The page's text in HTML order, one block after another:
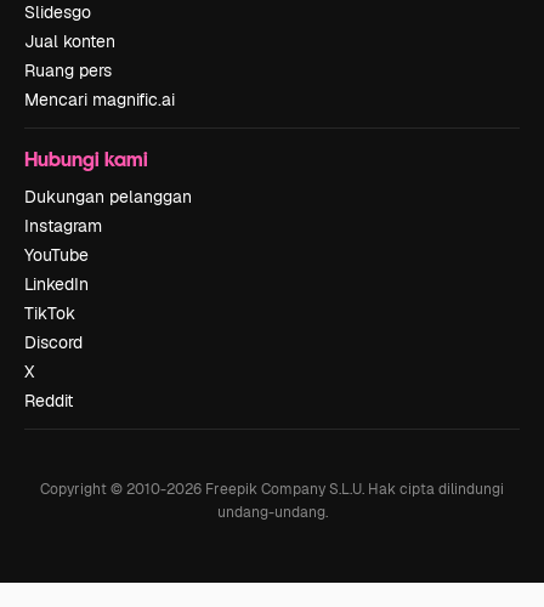
Slidesgo
Jual konten
Ruang pers
Mencari magnific.ai
Hubungi kami
Dukungan pelanggan
Instagram
YouTube
LinkedIn
TikTok
Discord
X
Reddit
Copyright © 2010-2026 Freepik Company S.L.U. Hak cipta dilindungi
undang-undang.